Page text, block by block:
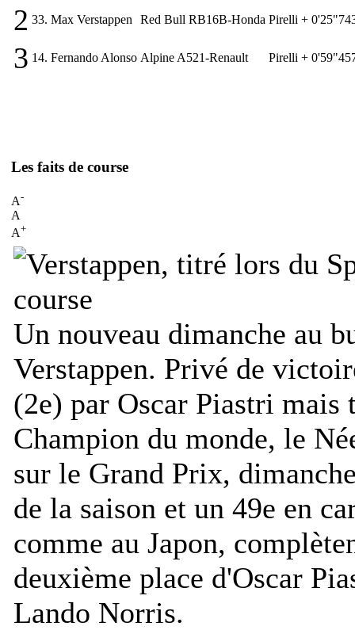
2 33. Max Verstappen Red Bull RB16B-Honda Pirelli +
3 14. Fernando Alonso Alpine A521-Renault Pirelli +
Les faits de course
A-
A
A+
Un nouveau dimanche au
Verstappen. Privé de
(2e) par Oscar Piastri mais
Champion du monde, le
sur le Grand Prix,
de la saison et un 49e en
comme au Japon,
deuxième place d'Oscar
Lando Norris.